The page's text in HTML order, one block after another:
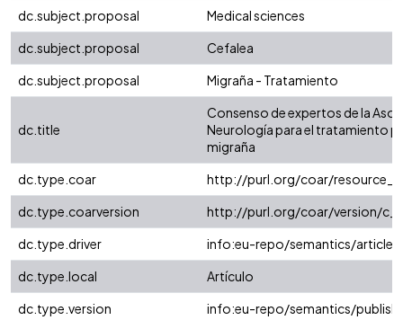
dc.subject.proposal
Medical sciences
dc.subject.proposal
Cefalea
dc.subject.proposal
Migraña - Tratamiento
dc.title
Consenso de expertos de la
Neurología para el tratamiento
migraña
dc.type.coar
http://purl.org/coar/
dc.type.coarversion
http://purl.org/coar/version/
dc.type.driver
info:eu-repo/semantics/article
dc.type.local
Artículo
dc.type.version
info:eu-repo/semantics/